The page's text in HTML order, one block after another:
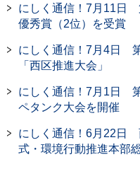
にしく通信！7月11日
優秀賞（2位）を受賞
にしく通信！7月4日
「西区推進大会」
にしく通信！7月1日
ペタンク大会を開催
にしく通信！6月22日
式・環境行動推進本部